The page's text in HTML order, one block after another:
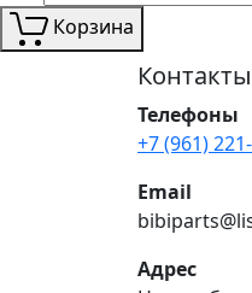
Корзина
Контакты
Телефоны
+7 (961)
Email
Адрес